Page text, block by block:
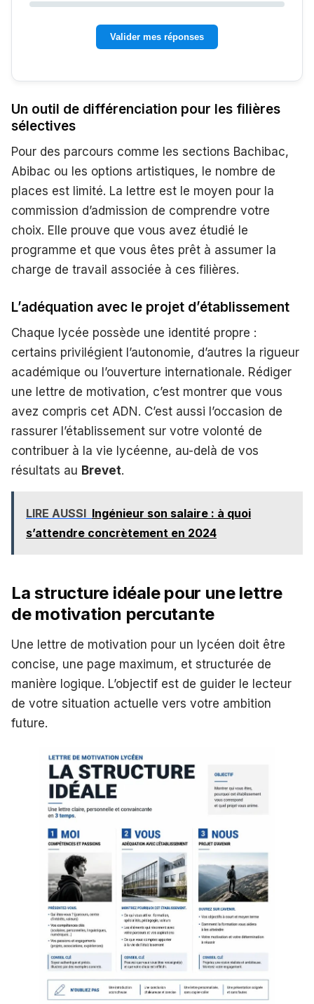
Valider mes réponses
Un outil de différenciation pour les filières
sélectives
Pour des parcours comme les sections Bachibac,
Abibac ou les options artistiques, le nombre de
places est limité. La lettre est le moyen pour la
commission d’admission de comprendre votre
choix. Elle prouve que vous avez étudié le
programme et que vous êtes prêt à assumer la
charge de travail associée à ces filières.
L’adéquation avec le projet d’établissement
Chaque lycée possède une identité propre :
certains privilégient l’autonomie, d’autres la rigueur
académique ou l’ouverture internationale. Rédiger
une lettre de motivation, c’est montrer que vous
avez compris cet ADN. C’est aussi l’occasion de
rassurer l’établissement sur votre volonté de
contribuer à la vie lycéenne, au-delà de vos
résultats au Brevet.
LIRE AUSSI Ingénieur son salaire : à quoi
s’attendre concrètement en 2024
La structure idéale pour une lettre
de motivation percutante
Une lettre de motivation pour un lycéen doit être
concise, une page maximum, et structurée de
manière logique. L’objectif est de guider le lecteur
de votre situation actuelle vers votre ambition
future.